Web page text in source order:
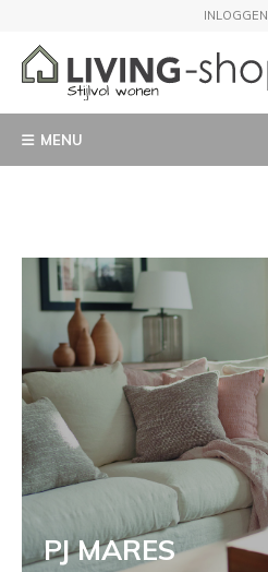
INLOGGEN
MENU
PJ MARES